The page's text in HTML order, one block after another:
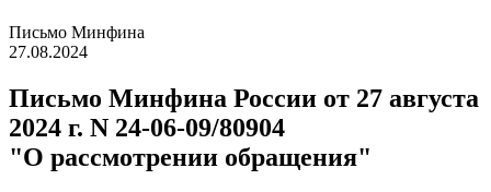
Письмо Минфина
27.08.2024
Письмо Минфина России от 27 августа
2024 г. N 24-06-09/80904
"О рассмотрении обращения"